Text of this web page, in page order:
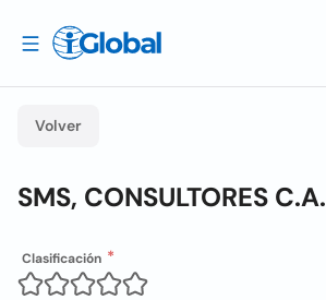
Volver
SMS, CONSULTORES C.A.
Clasificación